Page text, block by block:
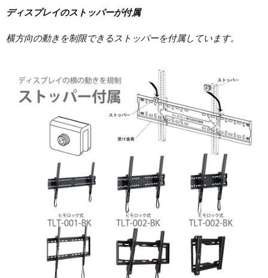
ディスプレイのストッパーが付属
横方向の動きを制限できるストッパーを付属しています。